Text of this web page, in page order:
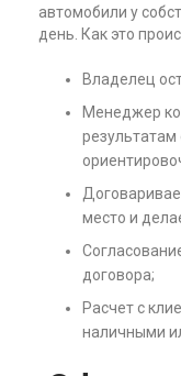
автомобили у
день. Как это
Владелец
Менеджер
место и
договора;
Расчет с
наличными